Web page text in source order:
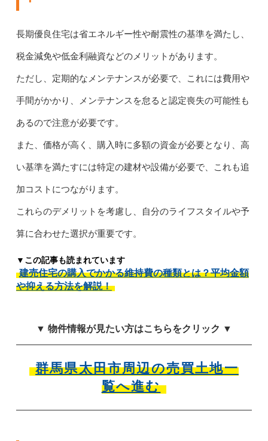
長期優良住宅は省エネルギー性や耐震性の基準を満たし、
税金減免や低金利融資などのメリットがあります。
ただし、定期的なメンテナンスが必要で、これには費用や
手間がかかり、メンテナンスを怠ると認定喪失の可能性も
あるので注意が必要です。
また、価格が高く、購入時に多額の資金が必要となり、高
い基準を満たすには特定の建材や設備が必要で、これも追
加コストにつながります。
これらのデメリットを考慮し、自分のライフスタイルや予
算に合わせた選択が重要です。
▼この記事も読まれています
建売住宅の購入でかかる維持費の種類とは？平均金額
や抑える方法を解説！
▼ 物件情報が見たい方はこちらをクリック ▼
群馬県太田市周辺の売買土地一
覧へ進む